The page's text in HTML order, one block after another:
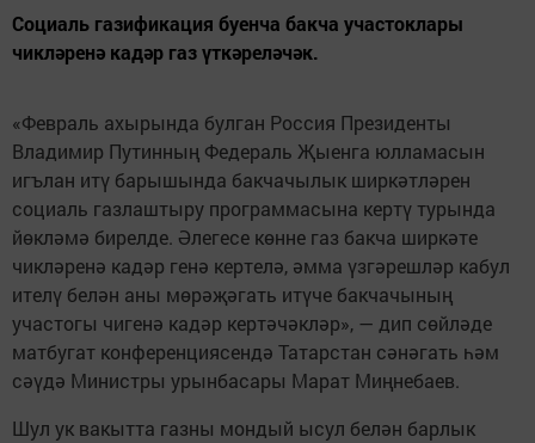
Социаль газификация буенча бакча участоклары
чикләренә кадәр газ үткәреләчәк.
«Февраль ахырында булган Россия Президенты
Владимир Путинның Федераль Җыенга юлламасын
игълан итү барышында бакчачылык ширкәтләрен
социаль газлаштыру программасына кертү турында
йөкләмә бирелде. Әлегесе көнне газ бакча ширкәте
чикләренә кадәр генә кертелә, әмма үзгәрешләр кабул
ителү белән аны мөрәҗәгать итүче бакчачының
участогы чигенә кадәр кертәчәкләр», — дип сөйләде
матбугат конференциясендә Татарстан сәнәгать һәм
сәүдә Министры урынбасары Марат Миңнебаев.
Шул ук вакытта газны мондый ысул белән барлык